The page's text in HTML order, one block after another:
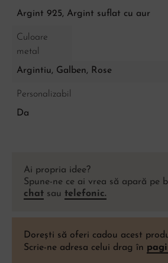
Argint 925, Argint suflat cu aur
Culoare
metal
Argintiu, Galben, Rose
Personalizabil
Da
Ai propria idee?
Spune-ne ce ai vrea să apară pe
chat sau telefonic.
Dorești să oferi cadou acest
Scrie-ne adresa celui drag în